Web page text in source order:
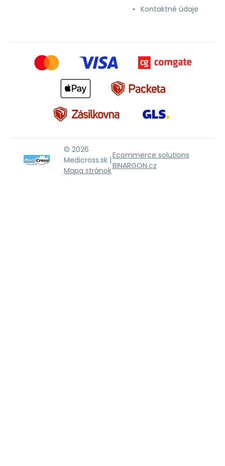
Kontaktné údaje
© 2026
Medicross.sk |
Mapa stránok
Ecommerce solutions
BINARGON.cz